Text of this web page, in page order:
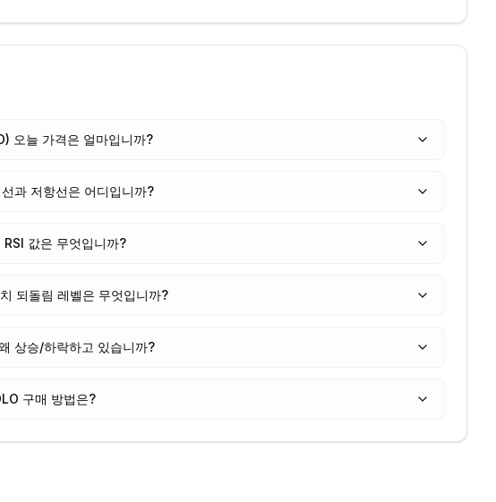
오늘 가격은 얼마입니까?
과 저항선은 어디입니까?
RSI 값은 무엇입니까?
되돌림 레벨은 무엇입니까?
상승/하락하고 있습니까?
구매 방법은?